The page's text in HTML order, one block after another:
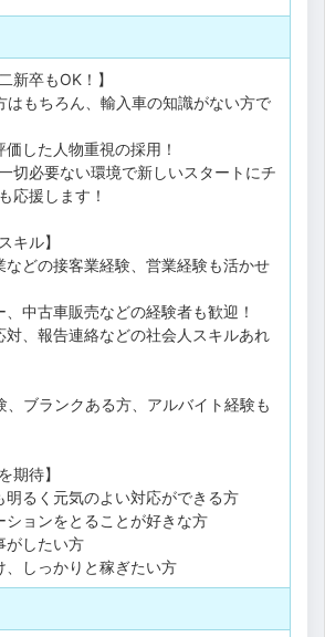
新卒もOK！】
はもちろん、輸入車の知識がない方で
した人物重視の採用！
切必要ない環境で新しいスタートにチ
応援します！
キル】
などの接客業経験、営業経験も活かせ
中古車販売などの経験者も歓迎！
対、報告連絡などの社会人スキルあれ
、ブランクある方、アルバイト経験も
期待】
明るく元気のよい対応ができる方
ションをとることが好きな方
がしたい方
、しっかりと稼ぎたい方